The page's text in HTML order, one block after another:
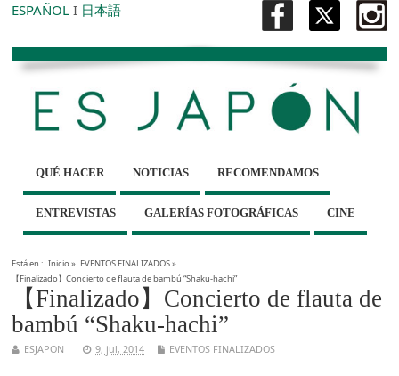
ESPAÑOL I 日本語
QUÉ HACER NOTICIAS RECOMENDAMOS
ENTREVISTAS GALERÍAS FOTOGRÁFICAS CINE
Está en : Inicio» EVENTOS FINALIZADOS»
【Finalizado】Concierto de flauta de bambú “Shaku-hachi”
【Finalizado】Concierto de flauta de
bambú “Shaku-hachi”
ESJAPON 9, jul, 2014 EVENTOS FINALIZADOS